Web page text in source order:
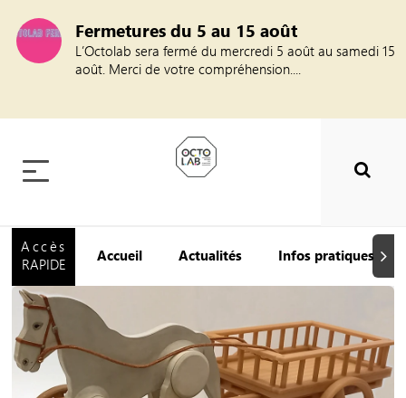
Fermetures du 5 au 15 août
L’Octolab sera fermé du mercredi 5 août au samedi 15
août. Merci de votre compréhension....
Accès
RAPIDE
Accueil Actualités Infos pratiques